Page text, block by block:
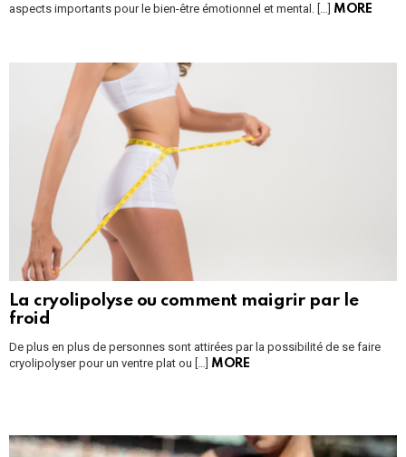
aspects importants pour le bien-être émotionnel et mental. […] MORE
La cryolipolyse ou comment maigrir par le
froid
De plus en plus de personnes sont attirées par la possibilité de se faire
cryolipolyser pour un ventre plat ou […] MORE